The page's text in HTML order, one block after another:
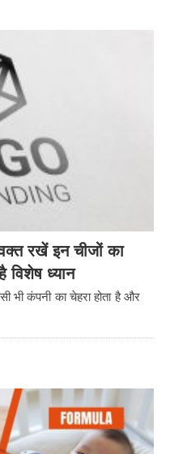
रखें इन चीजों का
विशेष ध्यान
भी कंपनी का चेहरा होता है और